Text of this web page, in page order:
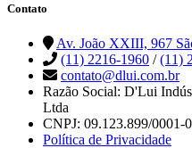
Contato
Av. João XXIII, 967
(11) 2216-1960 /(11)
contato@dlui.com.br
Razão Social: D'Lui
Ltda
CNPJ: 09.123.899/0001-
Política de Privacidade